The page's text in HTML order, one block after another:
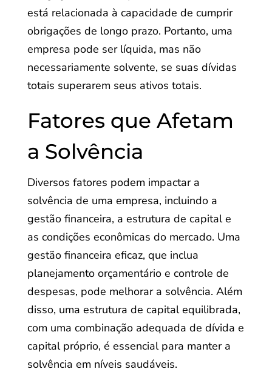
está relacionada à capacidade de cumprir
obrigações de longo prazo. Portanto, uma
empresa pode ser líquida, mas não
necessariamente solvente, se suas dívidas
totais superarem seus ativos totais.
Fatores que Afetam
a Solvência
Diversos fatores podem impactar a
solvência de uma empresa, incluindo a
gestão financeira, a estrutura de capital e
as condições econômicas do mercado. Uma
gestão financeira eficaz, que inclua
planejamento orçamentário e controle de
despesas, pode melhorar a solvência. Além
disso, uma estrutura de capital equilibrada,
com uma combinação adequada de dívida e
capital próprio, é essencial para manter a
solvência em níveis saudáveis.